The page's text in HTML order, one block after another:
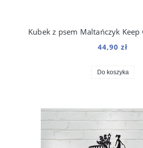
44,90 zł
Do koszyka